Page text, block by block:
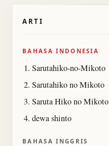
ARTI
BAHASA INDONESIA
Sarutahiko-no-Mikoto
Sarutahiko no Mikoto
Saruta Hiko no Mikoto
dewa shinto
BAHASA INGGRIS